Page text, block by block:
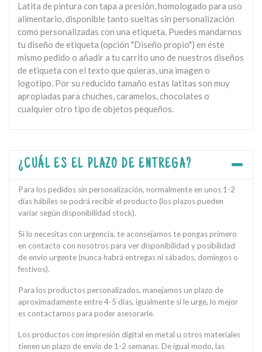
Latita de pintura con tapa a presión, homologado para uso
alimentario, disponible tanto sueltas sin personalización
como personalizadas con una etiqueta. Puedes mandarnos
tu diseño de etiqueta (opción "Diseño propio") en éste
mismo pedido o añadir a tu carrito uno de nuestros diseños
de etiqueta con el texto que quieras, una imagen o
logotipo. Por su reducido tamaño estas latitas son muy
apropiadas para chuches, caramelos, chocolates o
cualquier otro tipo de objetos pequeños.
¿CUÁL ES EL PLAZO DE ENTREGA?
Para los pedidos sin personalización, normalmente en unos 1-2
días hábiles se podrá recibir el producto (los plazos pueden
variar según disponibilidad stock).
Si lo necesitas con urgencia, te aconsejamos te pongas primero
en contacto con nosotros para ver disponibilidad y posibilidad
de envío urgente (nunca habrá entregas ni sábados, domingos o
festivos).
Para los productos personalizados, manejamos un plazo de
aproximadamente entre 4-5 días, igualmente si le urge, lo mejor
es contactarnos para poder asesorarle.
Los productos con impresión digital en metal u otros materiales
tienen un plazo de envío de 1-2 semanas. De igual modo, las